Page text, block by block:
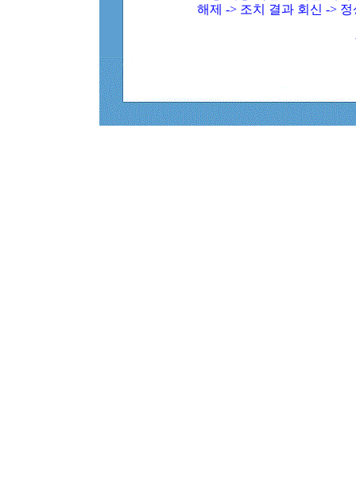
해제 -> 조치 결과 회신 ->